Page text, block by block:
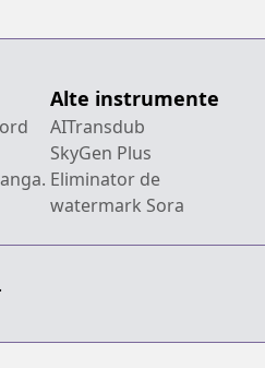
Alte instrumente
AITransdub
SkyGen Plus
Eliminator de
watermark Sora